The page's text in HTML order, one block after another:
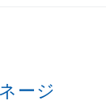
ージ